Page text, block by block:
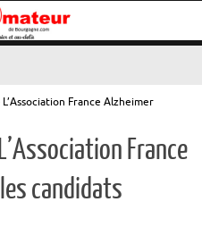
France Alzheimer
France
candidats